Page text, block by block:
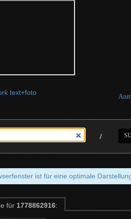
/
ist für eine optimale
für 1778862916: